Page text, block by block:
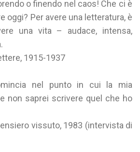
o finendo nel caos! Che ci è
oggi? Per avere una letteratura, è
una vita – audace, intensa,
1915-1937
nel punto in cui la mia
non saprei scrivere quel che ho
vissuto, 1983 (intervista di